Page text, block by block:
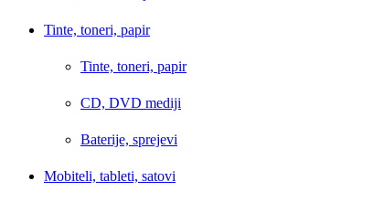
Tinte, toneri, papir
Tinte, toneri, papir
CD, DVD mediji
Baterije, sprejevi
Mobiteli, tableti, satovi